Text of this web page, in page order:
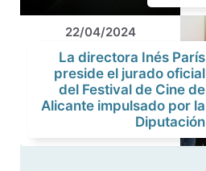
22/04/2024
La directora Inés París
preside el jurado oficial
del Festival de Cine de
Alicante impulsado por la
Diputación